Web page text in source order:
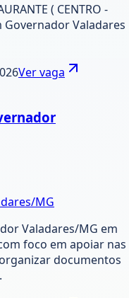
( CENTRO -
Governador Valadares
Ver vaga
MG
Valadares/MG em
foco em apoiar nas
documentos